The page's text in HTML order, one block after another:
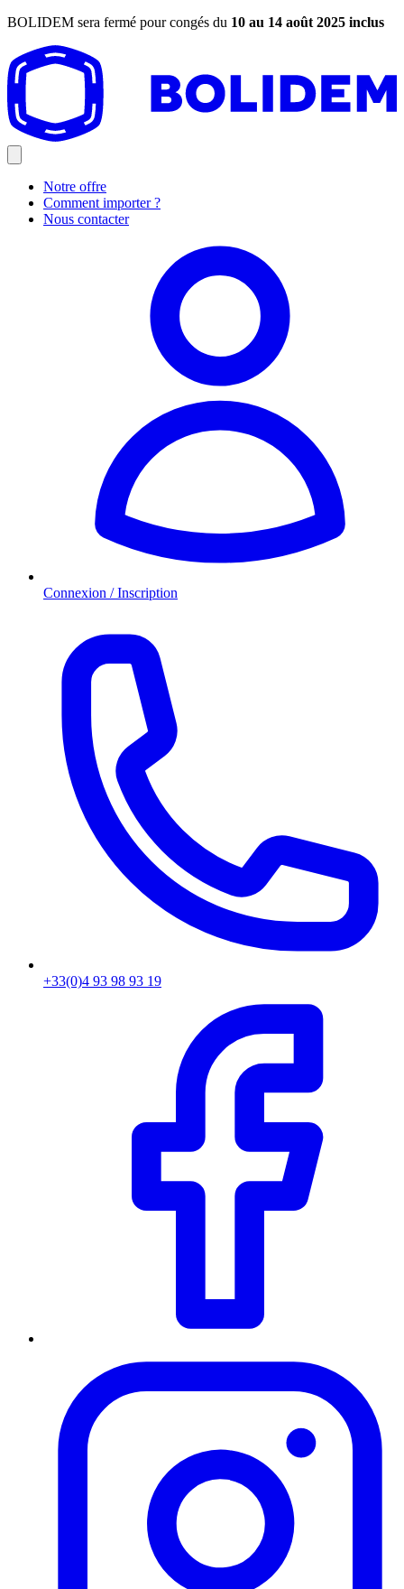
BOLIDEM sera fermé pour congés du 10 au 14 août 2025 inclus
Notre offre
Comment importer ?
Nous contacter
Connexion / Inscription
+33(0)4 93 98 93 19